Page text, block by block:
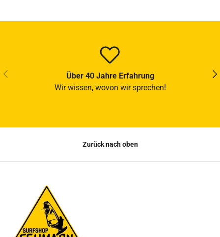
VORHERIGE
Über 40 Jahre Erfahrung
Wir wissen, wovon wir sprechen!
Zurück nach oben